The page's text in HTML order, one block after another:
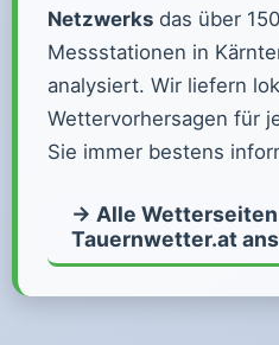
Netzwerks das über
Messstationen in
analysiert. Wir liefern
Wettervorhersagen für
Sie immer bestens
→ Alle
Tauernwetter.at